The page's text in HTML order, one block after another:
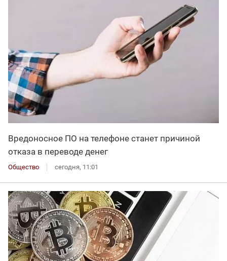
Вредоносное ПО на телефоне станет причиной
отказа в переводе денег
Общество сегодня, 11:01